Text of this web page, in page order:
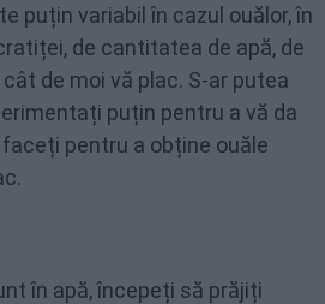
puțin variabil în cazul ouălor, în
de cantitatea de apă, de
de moi vă plac. S-ar putea
puțin pentru a vă da
pentru a obține ouăle
în apă, începeți să prăjiți